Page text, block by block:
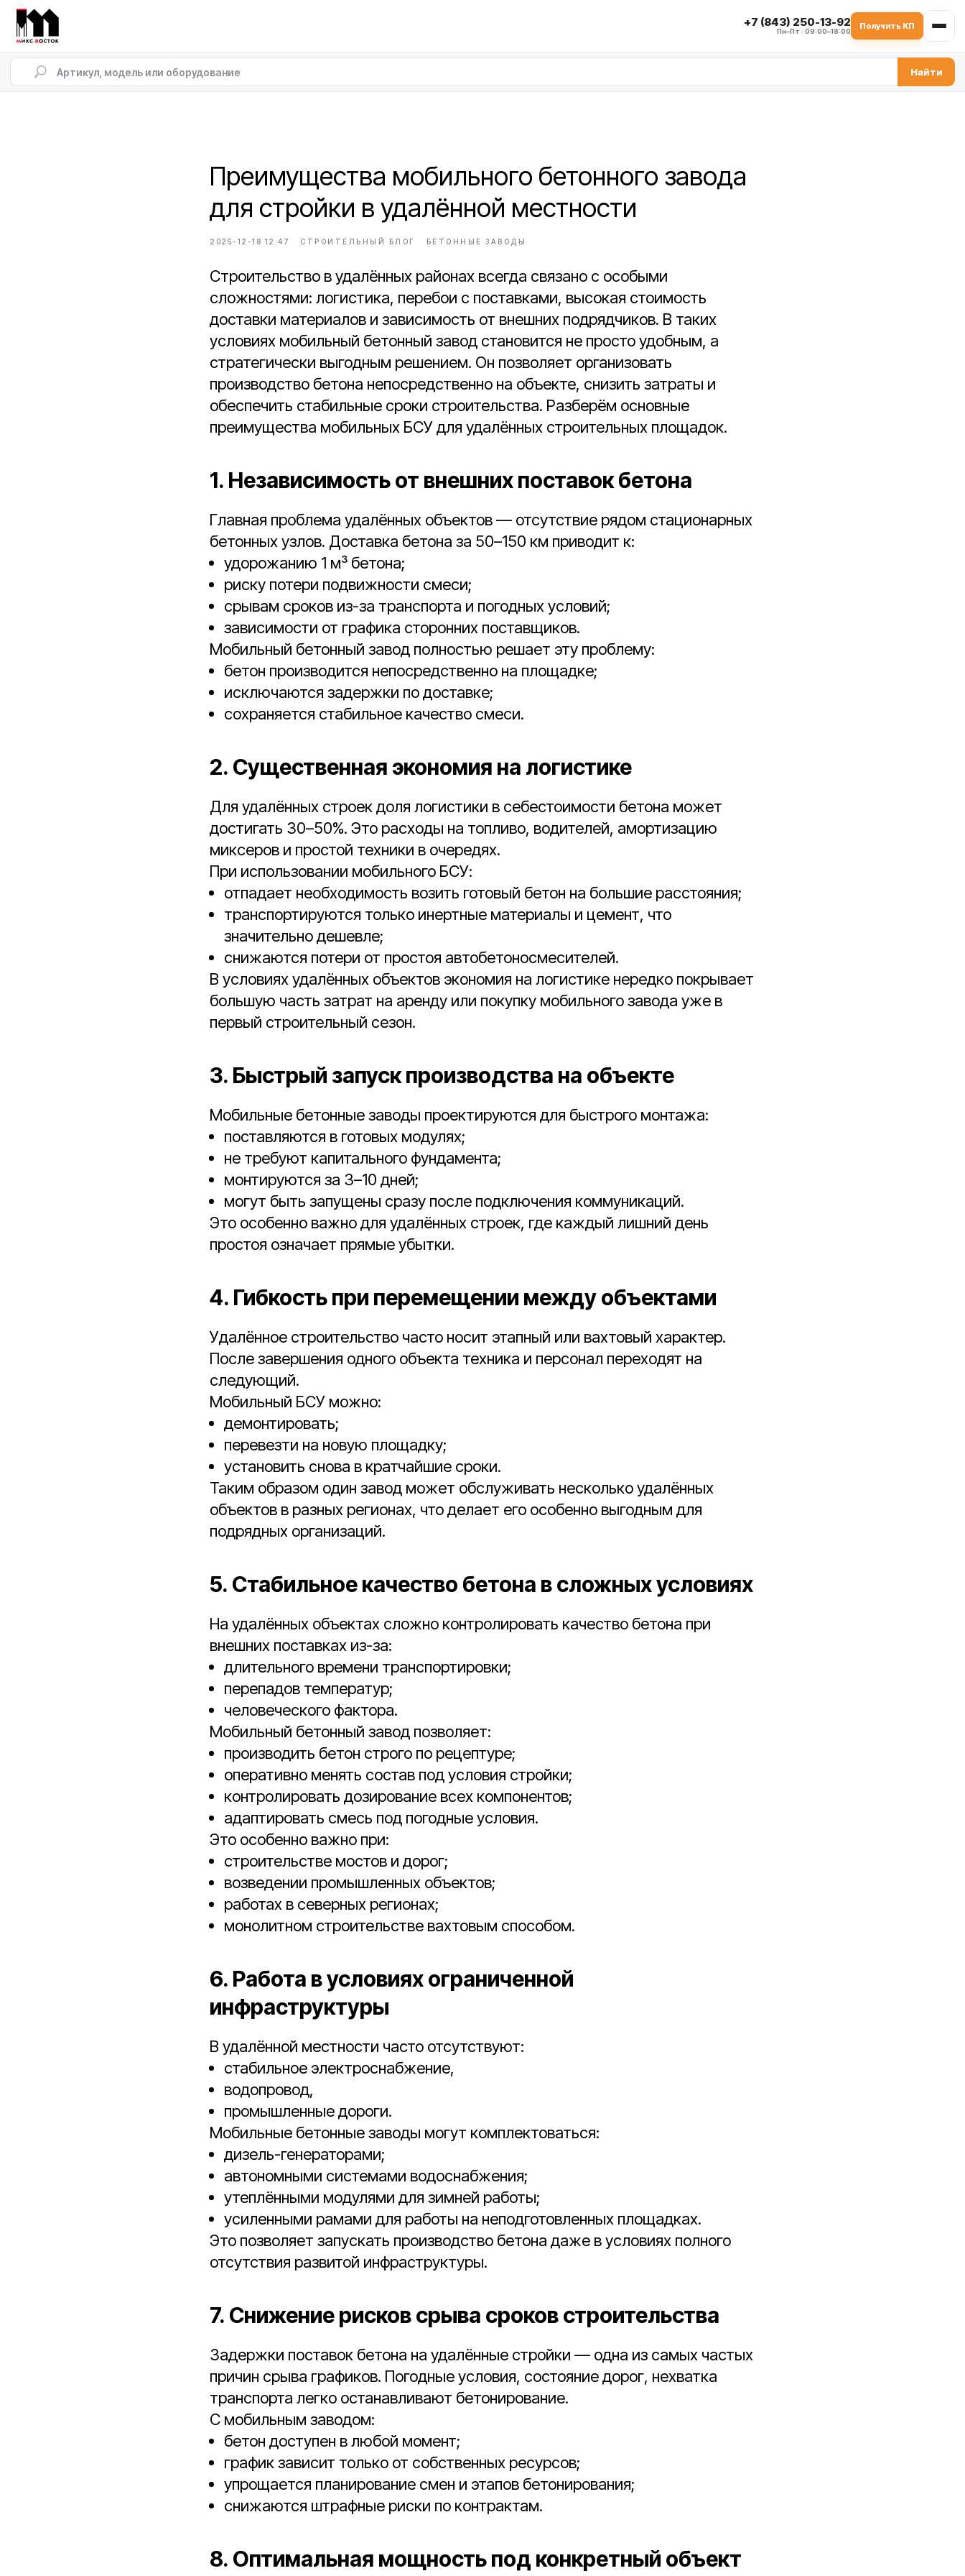
+7 (843) 250-13-92
Пн–Пт · 09:00–18:00
Получить КП
Найти
Преимущества мобильного бетонного завода
для стройки в удалённой местности
2025-12-18 12:47 СТРОИТЕЛЬНЫЙ БЛОГ БЕТОННЫЕ ЗАВОДЫ
Строительство в удалённых районах всегда связано с особыми
сложностями: логистика, перебои с поставками, высокая стоимость
доставки материалов и зависимость от внешних подрядчиков. В таких
условиях мобильный бетонный завод становится не просто удобным, а
стратегически выгодным решением. Он позволяет организовать
производство бетона непосредственно на объекте, снизить затраты и
обеспечить стабильные сроки строительства. Разберём основные
преимущества мобильных БСУ для удалённых строительных площадок.
1. Независимость от внешних поставок бетона
Главная проблема удалённых объектов — отсутствие рядом стационарных
бетонных узлов. Доставка бетона за 50–150 км приводит к:
удорожанию 1 м³ бетона;
риску потери подвижности смеси;
срывам сроков из-за транспорта и погодных условий;
зависимости от графика сторонних поставщиков.
Мобильный бетонный завод полностью решает эту проблему:
бетон производится непосредственно на площадке;
исключаются задержки по доставке;
сохраняется стабильное качество смеси.
2. Существенная экономия на логистике
Для удалённых строек доля логистики в себестоимости бетона может
достигать 30–50%. Это расходы на топливо, водителей, амортизацию
миксеров и простой техники в очередях.
При использовании мобильного БСУ:
отпадает необходимость возить готовый бетон на большие расстояния;
транспортируются только инертные материалы и цемент, что
значительно дешевле;
снижаются потери от простоя автобетоносмесителей.
В условиях удалённых объектов экономия на логистике нередко покрывает
большую часть затрат на аренду или покупку мобильного завода уже в
первый строительный сезон.
3. Быстрый запуск производства на объекте
Мобильные бетонные заводы проектируются для быстрого монтажа:
поставляются в готовых модулях;
не требуют капитального фундамента;
монтируются за 3–10 дней;
могут быть запущены сразу после подключения коммуникаций.
Это особенно важно для удалённых строек, где каждый лишний день
простоя означает прямые убытки.
4. Гибкость при перемещении между объектами
Удалённое строительство часто носит этапный или вахтовый характер.
После завершения одного объекта техника и персонал переходят на
следующий.
Мобильный БСУ можно:
демонтировать;
перевезти на новую площадку;
установить снова в кратчайшие сроки.
Таким образом один завод может обслуживать несколько удалённых
объектов в разных регионах, что делает его особенно выгодным для
подрядных организаций.
5. Стабильное качество бетона в сложных условиях
На удалённых объектах сложно контролировать качество бетона при
внешних поставках из-за:
длительного времени транспортировки;
перепадов температур;
человеческого фактора.
Мобильный бетонный завод позволяет:
производить бетон строго по рецептуре;
оперативно менять состав под условия стройки;
контролировать дозирование всех компонентов;
адаптировать смесь под погодные условия.
Это особенно важно при:
строительстве мостов и дорог;
возведении промышленных объектов;
работах в северных регионах;
монолитном строительстве вахтовым способом.
6. Работа в условиях ограниченной
инфраструктуры
В удалённой местности часто отсутствуют:
стабильное электроснабжение,
водопровод,
промышленные дороги.
Мобильные бетонные заводы могут комплектоваться:
дизель-генераторами;
автономными системами водоснабжения;
утеплёнными модулями для зимней работы;
усиленными рамами для работы на неподготовленных площадках.
Это позволяет запускать производство бетона даже в условиях полного
отсутствия развитой инфраструктуры.
7. Снижение рисков срыва сроков строительства
Задержки поставок бетона на удалённые стройки — одна из самых частых
причин срыва графиков. Погодные условия, состояние дорог, нехватка
транспорта легко останавливают бетонирование.
С мобильным заводом:
бетон доступен в любой момент;
график зависит только от собственных ресурсов;
упрощается планирование смен и этапов бетонирования;
снижаются штрафные риски по контрактам.
8. Оптимальная мощность под конкретный объект